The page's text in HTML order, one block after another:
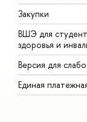
Закупки
ВШЭ для
здоровья и
Версия для
Единая